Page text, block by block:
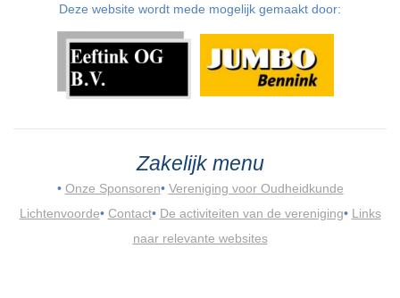
Deze website wordt mede mogelijk gemaakt door:
Zakelijk menu
• Onze Sponsoren• Vereniging voor Oudheidkunde
Lichtenvoorde• Contact• De activiteiten van de vereniging• Links
naar relevante websites